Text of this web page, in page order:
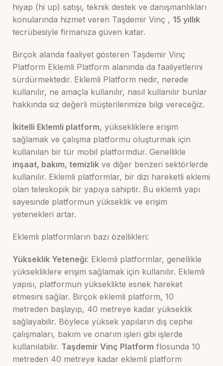
hiyap (hi up) satışı, teknik destek ve danışmanlıkları
konularında hizmet veren Taşdemir Vinç , 15 yıllık
tecrübesiyle firmanıza güven katar.
Birçok alanda faaliyet gösteren Taşdemir Vinç
Platform Eklemli Platform alanında da faaliyetlerini
sürdürmektedir. Eklemli Platform nedir, nerede
kullanılır, ne amaçla kullanılır, nasıl kullanılır bunlar
hakkında siz değerli müşterilerimize bilgi vereceğiz.
İkitelli Eklemli platform, yüksekliklere erişim
sağlamak ve çalışma platformu oluşturmak için
kullanılan bir tür mobil platformdur. Genellikle
inşaat, bakım, temizlik ve diğer benzeri sektörlerde
kullanılır. Eklemli platformlar, bir dizi hareketli eklemi
olan teleskopik bir yapıya sahiptir. Bu eklemli yapı
sayesinde platformun yükseklik ve erişim
yetenekleri artar.
Eklemli platformların bazı özellikleri:
Yükseklik Yeteneği: Eklemli platformlar, genellikle
yüksekliklere erişim sağlamak için kullanılır. Eklemli
yapısı, platformun yükseklikte esnek hareket
etmesini sağlar. Birçok eklemli platform, 10
metreden başlayıp, 40 metreye kadar yükseklik
sağlayabilir. Böylece yüksek yapıların dış cephe
çalışmaları, bakım ve onarım işleri gibi işlerde
kullanılabilir. Taşdemir Vinç Platform flosunda 10
metreden 40 metreye kadar eklemli platform